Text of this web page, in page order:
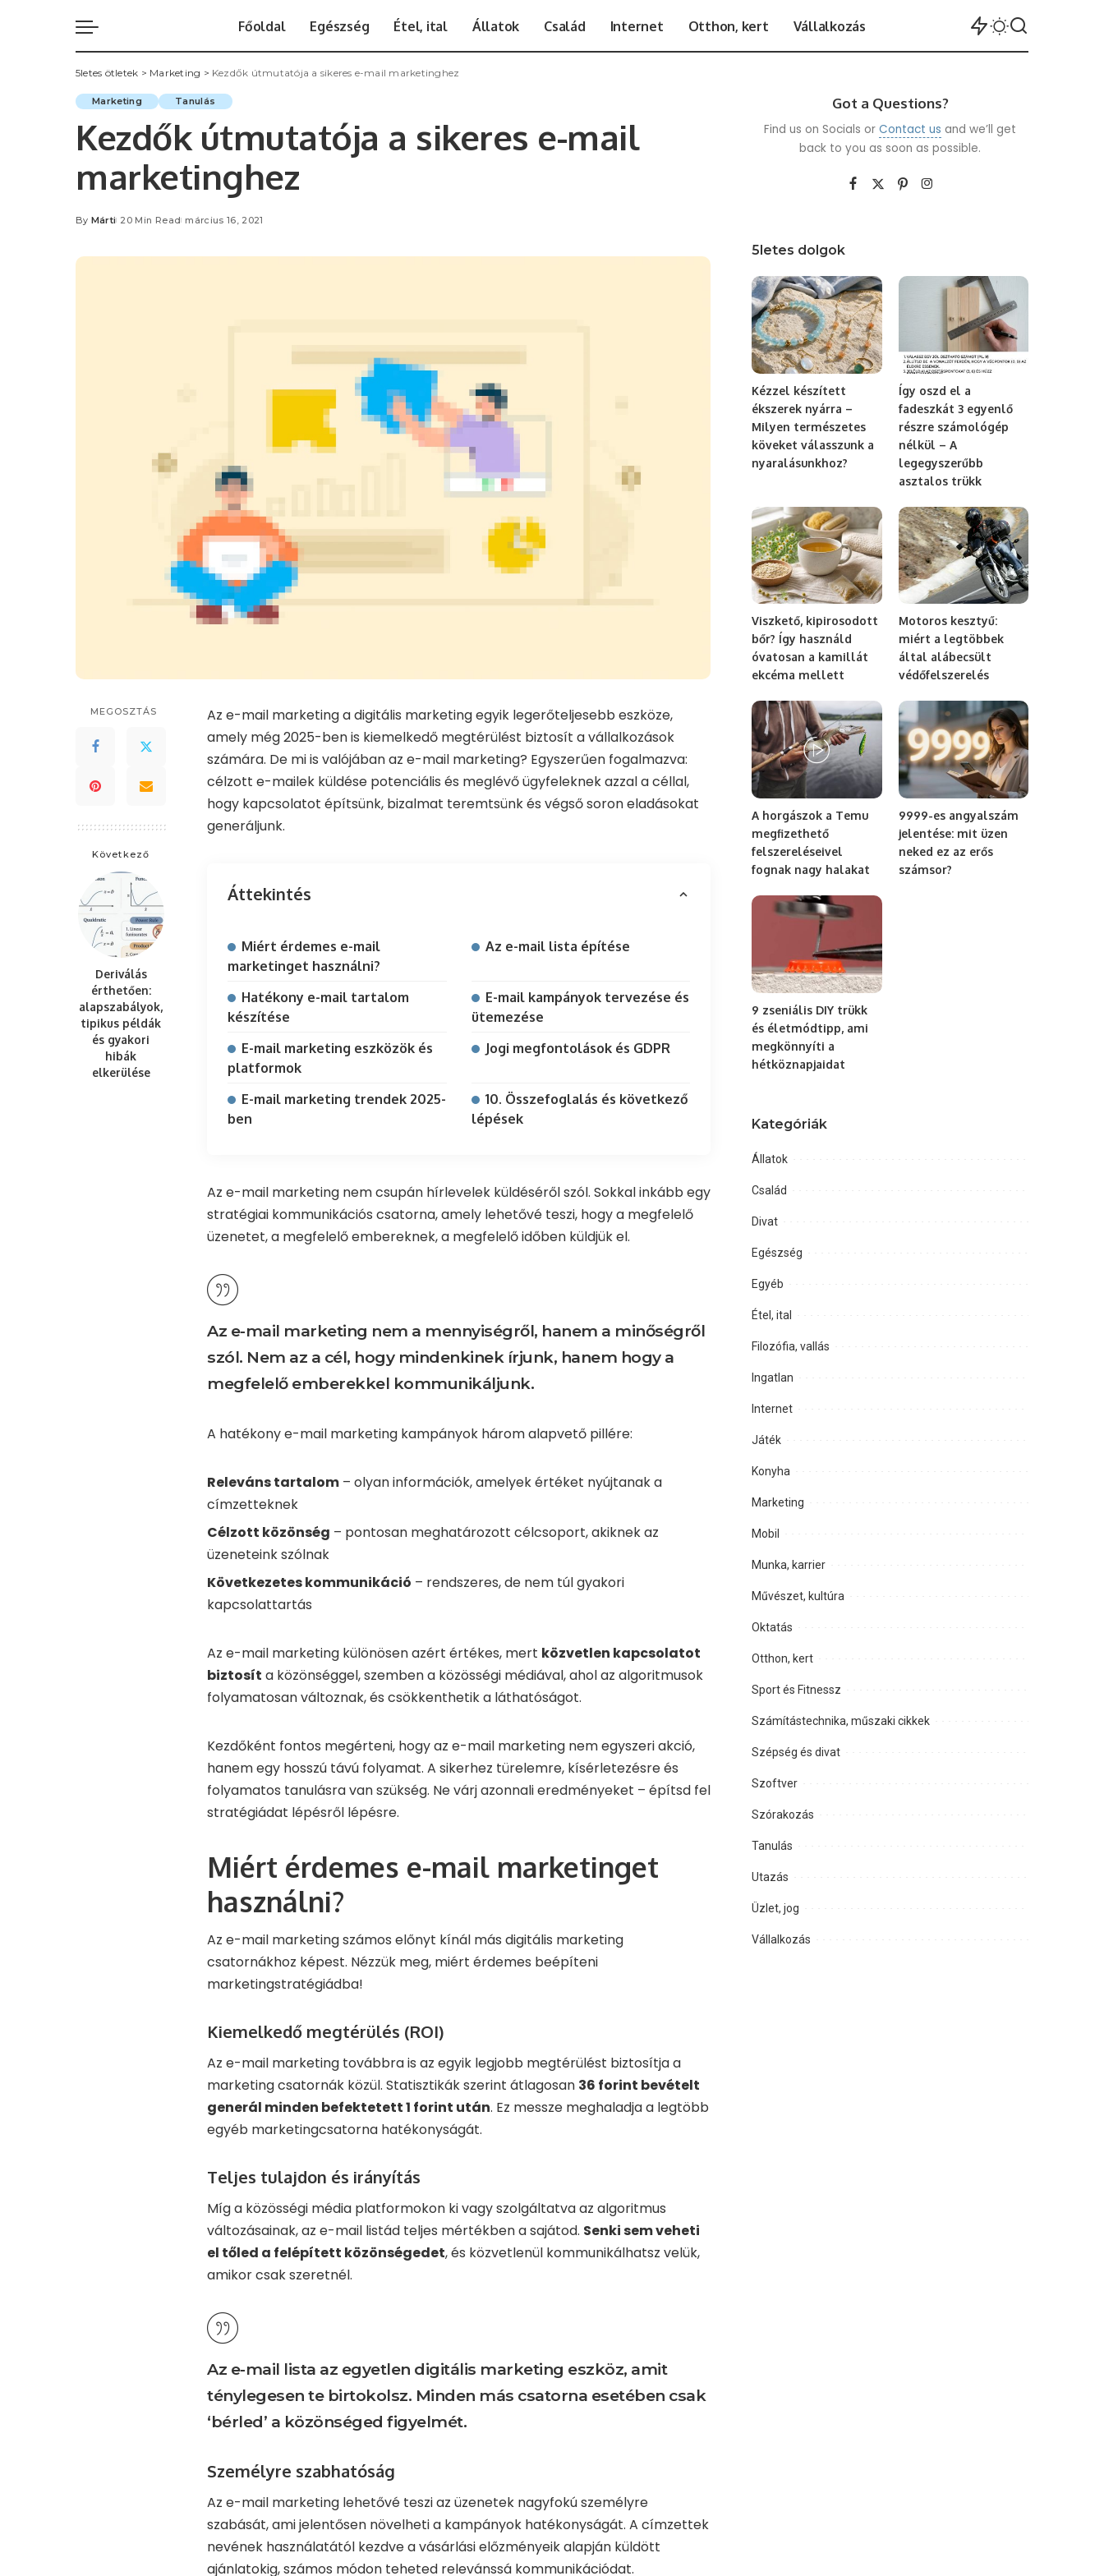
Főoldal Egészség Étel, ital Állatok Család Internet Otthon, kert Vállalkozás
5letes ötletek > Marketing > Kezdők útmutatója a sikeres e-mail marketinghez
Marketing Tanulás
Kezdők útmutatója a sikeres e-mail
marketinghez
Posted
By Márti 20 Min Read március 16, 2021
MEGOSZTÁS
Következő
Deriválás
érthetően:
alapszabályok,
tipikus példák
és gyakori
hibák
elkerülése
Az e-mail marketing a digitális marketing egyik legerőteljesebb eszköze,
amely még 2025-ben is kiemelkedő megtérülést biztosít a vállalkozások
számára. De mi is valójában az e-mail marketing? Egyszerűen fogalmazva:
célzott e-mailek küldése potenciális és meglévő ügyfeleknek azzal a céllal,
hogy kapcsolatot építsünk, bizalmat teremtsünk és végső soron eladásokat
generáljunk.
Áttekintés
Miért érdemes e-mail
marketinget használni?
Az e-mail lista építése
Hatékony e-mail tartalom
készítése
E-mail kampányok tervezése és
ütemezése
E-mail marketing eszközök és
platformok
Jogi megfontolások és GDPR
E-mail marketing trendek 2025-
ben
10. Összefoglalás és következő
lépések
Az e-mail marketing nem csupán hírlevelek küldéséről szól. Sokkal inkább egy
stratégiai kommunikációs csatorna, amely lehetővé teszi, hogy a megfelelő
üzenetet, a megfelelő embereknek, a megfelelő időben küldjük el.
Az e-mail marketing nem a mennyiségről, hanem a minőségről
szól. Nem az a cél, hogy mindenkinek írjunk, hanem hogy a
megfelelő emberekkel kommunikáljunk.
A hatékony e-mail marketing kampányok három alapvető pillére:
Releváns tartalom – olyan információk, amelyek értéket nyújtanak a
címzetteknek
Célzott közönség – pontosan meghatározott célcsoport, akiknek az
üzeneteink szólnak
Következetes kommunikáció – rendszeres, de nem túl gyakori
kapcsolattartás
Az e-mail marketing különösen azért értékes, mert közvetlen kapcsolatot
biztosít a közönséggel, szemben a közösségi médiával, ahol az algoritmusok
folyamatosan változnak, és csökkenthetik a láthatóságot.
Kezdőként fontos megérteni, hogy az e-mail marketing nem egyszeri akció,
hanem egy hosszú távú folyamat. A sikerhez türelemre, kísérletezésre és
folyamatos tanulásra van szükség. Ne várj azonnali eredményeket – építsd fel
stratégiádat lépésről lépésre.
Miért érdemes e-mail marketinget
használni?
Az e-mail marketing számos előnyt kínál más digitális marketing
csatornákhoz képest. Nézzük meg, miért érdemes beépíteni
marketingstratégiádba!
Kiemelkedő megtérülés (ROI)
Az e-mail marketing továbbra is az egyik legjobb megtérülést biztosítja a
marketing csatornák közül. Statisztikák szerint átlagosan 36 forint bevételt
generál minden befektetett 1 forint után. Ez messze meghaladja a legtöbb
egyéb marketingcsatorna hatékonyságát.
Teljes tulajdon és irányítás
Míg a közösségi média platformokon ki vagy szolgáltatva az algoritmus
változásainak, az e-mail listád teljes mértékben a sajátod. Senki sem veheti
el tőled a felépített közönségedet, és közvetlenül kommunikálhatsz velük,
amikor csak szeretnél.
Az e-mail lista az egyetlen digitális marketing eszköz, amit
ténylegesen te birtokolsz. Minden más csatorna esetében csak
‘bérled’ a közönséged figyelmét.
Személyre szabhatóság
Az e-mail marketing lehetővé teszi az üzenetek nagyfokú személyre
szabását, ami jelentősen növelheti a kampányok hatékonyságát. A címzettek
nevének használatától kezdve a vásárlási előzményeik alapján küldött
ajánlatokig, számos módon teheted relevánssá kommunikációdat.
Got a Questions?
Find us on Socials orContact us and we’ll get
back to you as soon as possible.
5letes dolgok
Kézzel készített
ékszerek nyárra –
Milyen természetes
köveket válasszunk a
nyaralásunkhoz?
Így oszd el a
fadeszkát 3 egyenlő
részre számológép
nélkül – A
legegyszerűbb
asztalos trükk
Viszkető, kipirosodott
bőr? Így használd
óvatosan a kamillát
ekcéma mellett
Motoros kesztyű:
miért a legtöbbek
által alábecsült
védőfelszerelés
A horgászok a Temu
megfizethető
felszereléseivel
fognak nagy halakat
9999-es angyalszám
jelentése: mit üzen
neked ez az erős
számsor?
9 zseniális DIY trükk
és életmódtipp, ami
megkönnyíti a
hétköznapjaidat
Kategóriák
Állatok
Család
Divat
Egészség
Egyéb
Étel, ital
Filozófia, vallás
Ingatlan
Internet
Játék
Konyha
Marketing
Mobil
Munka, karrier
Művészet, kultúra
Oktatás
Otthon, kert
Sport és Fitnessz
Számítástechnika, műszaki cikkek
Szépség és divat
Szoftver
Szórakozás
Tanulás
Utazás
Üzlet, jog
Vállalkozás